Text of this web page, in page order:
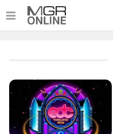
•
ภาคใต้
ภูมิภาค
• Online Section